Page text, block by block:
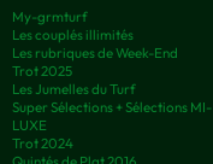
My-grmturf
Les couplés illimités
Les rubriques de Week-End
Trot 2025
Les Jumelles du Turf
Super Sélections + Sélections MI-
LUXE
Trot 2024